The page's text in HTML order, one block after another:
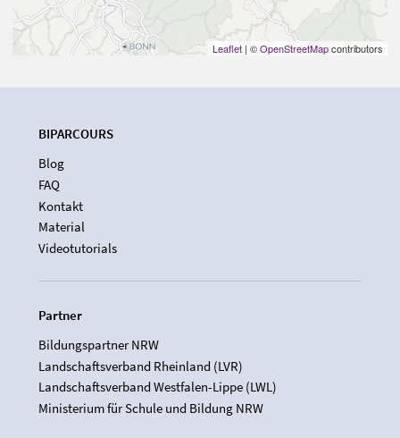
Leaflet | ©OpenStreetMapcontributors
BIPARCOURS
Blog
FAQ
Kontakt
Material
Videotutorials
Partner
Bildungspartner NRW
Landschaftsverband Rheinland (LVR)
Landschaftsverband Westfalen-Lippe (LWL)
Ministerium für Schule und Bildung NRW